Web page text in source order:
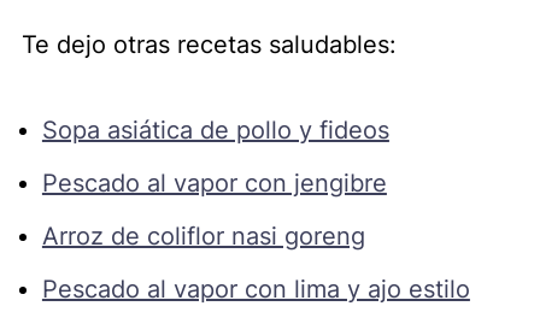
Te dejo otras recetas saludables:
Sopa asiática de pollo y fideos
Pescado al vapor con jengibre
Arroz de coliflor nasi goreng
Pescado al vapor con lima y ajo estilo